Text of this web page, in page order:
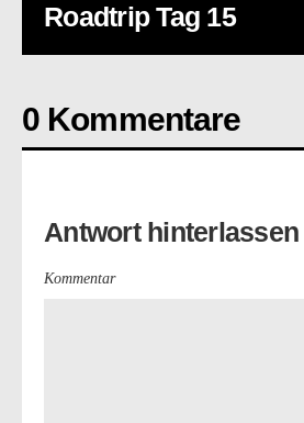
Roadtrip Tag 15
0 Kommentare
Antwort hinterlassen
Kommentar